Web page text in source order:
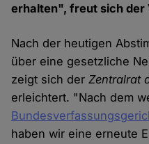
erhalten", freut sich der
Nach der heutigen
über eine gesetzliche
zeigt sich derZentralrat
erleichtert. "Nach dem
haben wir eine erneute